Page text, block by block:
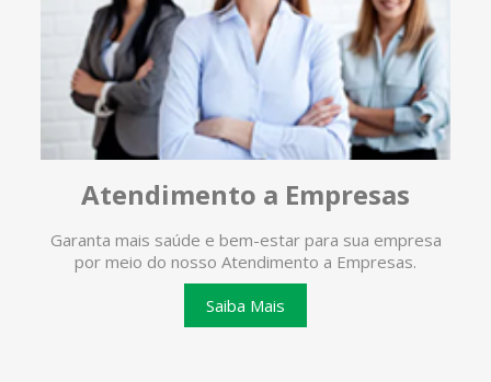
Atendimento a Empresas
Garanta mais saúde e bem-estar para sua empresa
por meio do nosso Atendimento a Empresas.
Saiba Mais